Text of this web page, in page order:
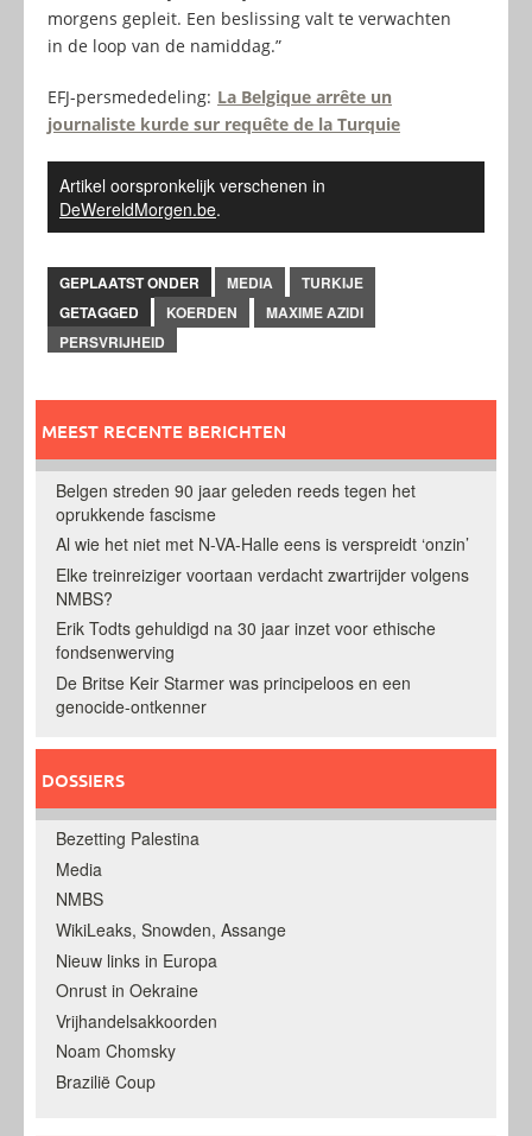
morgens gepleit. Een beslissing valt te verwachten
in de loop van de namiddag.”
EFJ-persmededeling: La Belgique arrête un
journaliste kurde sur requête de la Turquie
Artikel oorspronkelijk verschenen in
DeWereldMorgen.be.
GEPLAATST ONDER MEDIA
TURKIJE
GETAGGED
KOERDEN
MAXIME AZIDI
PERSVRIJHEID
MEEST RECENTE BERICHTEN
Belgen streden 90 jaar geleden reeds tegen het
oprukkende fascisme
Al wie het niet met N-VA-Halle eens is verspreidt ‘onzin’
Elke treinreiziger voortaan verdacht zwartrijder volgens
NMBS?
Erik Todts gehuldigd na 30 jaar inzet voor ethische
fondsenwerving
De Britse Keir Starmer was principeloos en een
genocide-ontkenner
DOSSIERS
Bezetting Palestina
Media
NMBS
WikiLeaks, Snowden, Assange
Nieuw links in Europa
Onrust in Oekraine
Vrijhandelsakkoorden
Noam Chomsky
Brazilië Coup